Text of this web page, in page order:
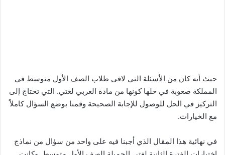
حيث أنه كان من الأسئلة التي لاقى طلاب الصف الأول متوسط في
المملكة صعوبة في حلها كونها من مادة العربي لغتي. التي تحتاج إلى
التركيز في الحل للوصول للإجابة الصحيحة وقمنا بوضع السؤال كاملاً
مع الخيارات.
في نهائية هذا المقال الذي أجبنا فيه على واحد من سؤال من نماذج